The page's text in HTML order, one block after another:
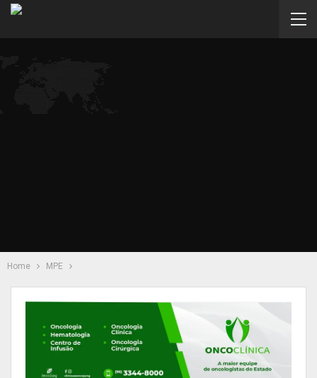
Home MPE